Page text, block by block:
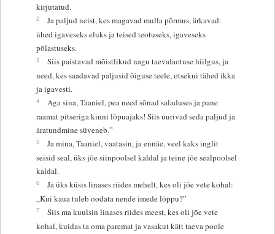
kirjutatud.
2
Ja paljud neist, kes magavad mulla põrmus, ärkavad:
ühed igaveseks eluks ja teised teotuseks, igaveseks
põlastuseks.
3
Siis paistavad mõistlikud nagu taevalaotuse hiilgus, ja
need, kes saadavad paljusid õiguse teele, otsekui tähed ikka
ja igavesti.
4
Aga sina, Taaniel, pea need sõnad saladuses ja pane
raamat pitseriga kinni lõpuajaks! Siis uurivad seda paljud ja
äratundmine süveneb.”
5
Ja mina, Taaniel, vaatasin, ja ennäe, veel kaks inglit
seisid seal, üks jõe siinpoolsel kaldal ja teine jõe sealpoolsel
kaldal.
6
Ja üks küsis linases riides mehelt, kes oli jõe vete kohal:
„Kui kaua tuleb oodata nende imede lõppu?”
7
Siis ma kuulsin linases riides meest, kes oli jõe vete
kohal, kuidas ta oma paremat ja vasakut kätt taeva poole